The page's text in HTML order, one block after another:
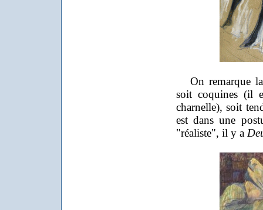
On remarque la
soit coquines (il
charnelle), soit
est dans une
"réaliste", il y a